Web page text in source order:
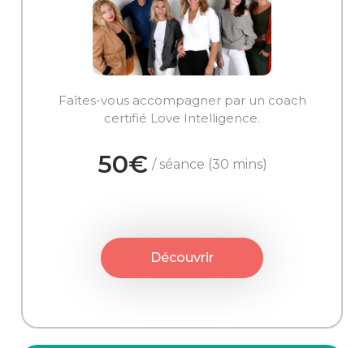
Faîtes-vous accompagner par un coach
certifié Love Intelligence.
50€ / séance (30 mins)
Découvrir